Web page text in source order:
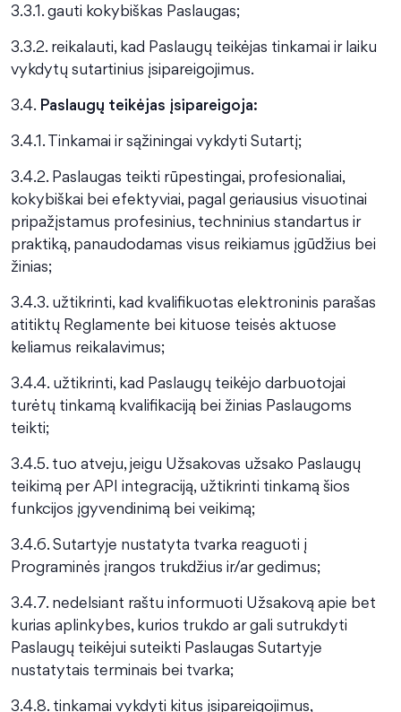
3.3.1. gauti kokybiškas Paslaugas;
3.3.2. reikalauti, kad Paslaugų teikėjas tinkamai ir laiku
vykdytų sutartinius įsipareigojimus.
3.4. Paslaugų teikėjas įsipareigoja:
3.4.1. Tinkamai ir sąžiningai vykdyti Sutartį;
3.4.2. Paslaugas teikti rūpestingai, profesionaliai,
kokybiškai bei efektyviai, pagal geriausius visuotinai
pripažįstamus profesinius, techninius standartus ir
praktiką, panaudodamas visus reikiamus įgūdžius bei
žinias;
3.4.3. užtikrinti, kad kvalifikuotas elektroninis parašas
atitiktų Reglamente bei kituose teisės aktuose
keliamus reikalavimus;
3.4.4. užtikrinti, kad Paslaugų teikėjo darbuotojai
turėtų tinkamą kvalifikaciją bei žinias Paslaugoms
teikti;
3.4.5. tuo atveju, jeigu Užsakovas užsako Paslaugų
teikimą per API integraciją, užtikrinti tinkamą šios
funkcijos įgyvendinimą bei veikimą;
3.4.6. Sutartyje nustatyta tvarka reaguoti į
Programinės įrangos trukdžius ir/ar gedimus;
3.4.7. nedelsiant raštu informuoti Užsakovą apie bet
kurias aplinkybes, kurios trukdo ar gali sutrukdyti
Paslaugų teikėjui suteikti Paslaugas Sutartyje
nustatytais terminais bei tvarka;
3.4.8. tinkamai vykdyti kitus įsipareigojimus,